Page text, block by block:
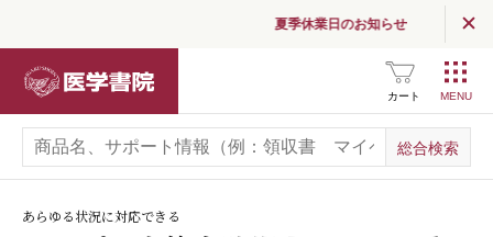
夏季休業日のお知らせ
カート
あらゆる状況に対応できる